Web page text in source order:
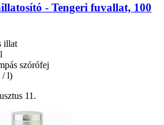
-​ Tengeri fuvallat, 100
illat
szórófej
/ l)
11.